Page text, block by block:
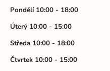
Pondělí 10:00 - 18:00
Úterý 10:00 - 15:00
Středa 10:00 - 18:00
Čtvrtek 10:00 - 15:00